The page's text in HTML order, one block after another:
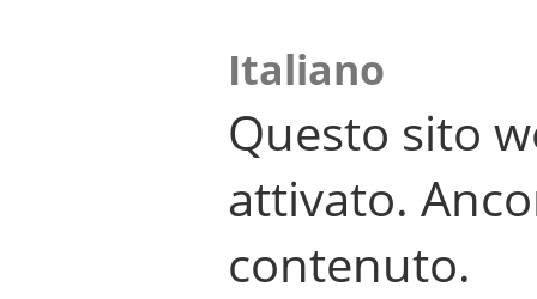
Italiano
Questo sito
attivato.
contenuto.